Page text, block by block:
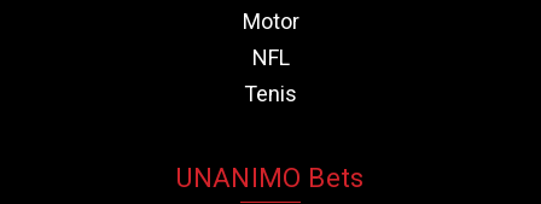
Motor
NFL
Tenis
UNANIMO Bets